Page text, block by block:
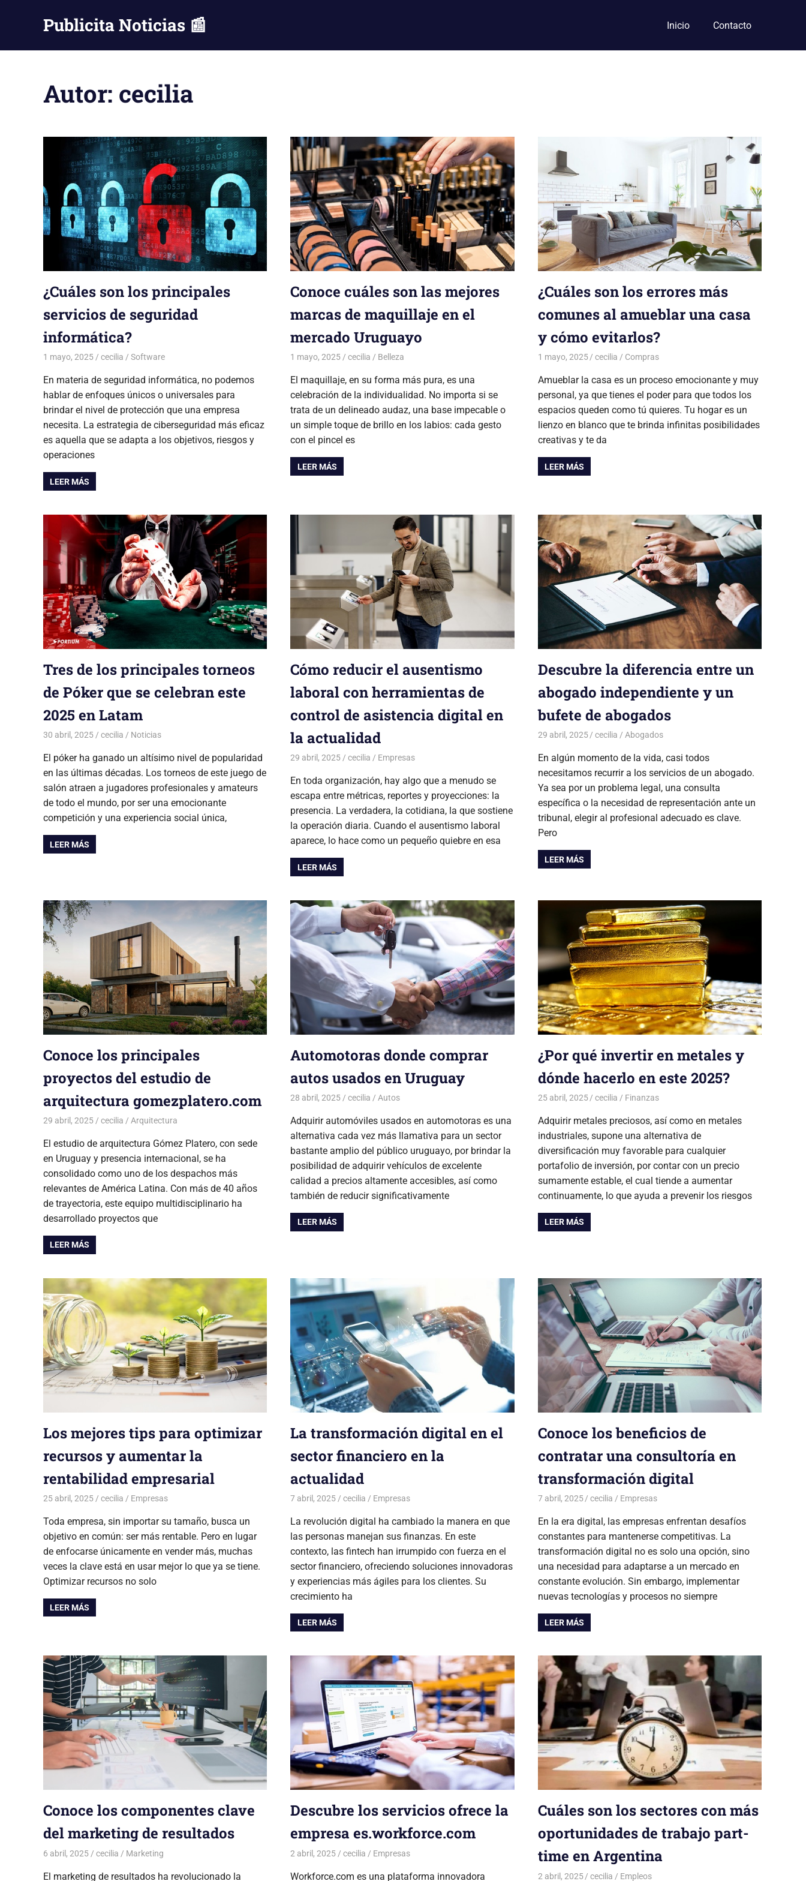
Publicita Noticias 📰 Inicio Contacto
Autor: cecilia
¿Cuáles son los principales
servicios de seguridad
informática?
1 mayo, 2025 cecilia Software
En materia de seguridad informática, no podemos
hablar de enfoques únicos o universales para
brindar el nivel de protección que una empresa
necesita. La estrategia de ciberseguridad más eficaz
es aquella que se adapta a los objetivos, riesgos y
operaciones
LEER MÁS
Conoce cuáles son las mejores
marcas de maquillaje en el
mercado Uruguayo
1 mayo, 2025 cecilia Belleza
El maquillaje, en su forma más pura, es una
celebración de la individualidad. No importa si se
trata de un delineado audaz, una base impecable o
un simple toque de brillo en los labios: cada gesto
con el pincel es
LEER MÁS
¿Cuáles son los errores más
comunes al amueblar una casa
y cómo evitarlos?
1 mayo, 2025 cecilia Compras
Amueblar la casa es un proceso emocionante y muy
personal, ya que tienes el poder para que todos los
espacios queden como tú quieres. Tu hogar es un
lienzo en blanco que te brinda infinitas posibilidades
creativas y te da
LEER MÁS
Tres de los principales torneos
de Póker que se celebran este
2025 en Latam
30 abril, 2025 cecilia Noticias
El póker ha ganado un altísimo nivel de popularidad
en las últimas décadas. Los torneos de este juego de
salón atraen a jugadores profesionales y amateurs
de todo el mundo, por ser una emocionante
competición y una experiencia social única,
LEER MÁS
Cómo reducir el ausentismo
laboral con herramientas de
control de asistencia digital en
la actualidad
29 abril, 2025 cecilia Empresas
En toda organización, hay algo que a menudo se
escapa entre métricas, reportes y proyecciones: la
presencia. La verdadera, la cotidiana, la que sostiene
la operación diaria. Cuando el ausentismo laboral
aparece, lo hace como un pequeño quiebre en esa
LEER MÁS
Descubre la diferencia entre un
abogado independiente y un
bufete de abogados
29 abril, 2025 cecilia Abogados
En algún momento de la vida, casi todos
necesitamos recurrir a los servicios de un abogado.
Ya sea por un problema legal, una consulta
específica o la necesidad de representación ante un
tribunal, elegir al profesional adecuado es clave.
Pero
LEER MÁS
Conoce los principales
proyectos del estudio de
arquitectura gomezplatero.com
29 abril, 2025 cecilia Arquitectura
El estudio de arquitectura Gómez Platero, con sede
en Uruguay y presencia internacional, se ha
consolidado como uno de los despachos más
relevantes de América Latina. Con más de 40 años
de trayectoria, este equipo multidisciplinario ha
desarrollado proyectos que
LEER MÁS
Automotoras donde comprar
autos usados en Uruguay
28 abril, 2025 cecilia Autos
Adquirir automóviles usados en automotoras es una
alternativa cada vez más llamativa para un sector
bastante amplio del público uruguayo, por brindar la
posibilidad de adquirir vehículos de excelente
calidad a precios altamente accesibles, así como
también de reducir significativamente
LEER MÁS
¿Por qué invertir en metales y
dónde hacerlo en este 2025?
25 abril, 2025 cecilia Finanzas
Adquirir metales preciosos, así como en metales
industriales, supone una alternativa de
diversificación muy favorable para cualquier
portafolio de inversión, por contar con un precio
sumamente estable, el cual tiende a aumentar
continuamente, lo que ayuda a prevenir los riesgos
LEER MÁS
Los mejores tips para optimizar
recursos y aumentar la
rentabilidad empresarial
25 abril, 2025 cecilia Empresas
Toda empresa, sin importar su tamaño, busca un
objetivo en común: ser más rentable. Pero en lugar
de enfocarse únicamente en vender más, muchas
veces la clave está en usar mejor lo que ya se tiene.
Optimizar recursos no solo
LEER MÁS
La transformación digital en el
sector financiero en la
actualidad
7 abril, 2025 cecilia Empresas
La revolución digital ha cambiado la manera en que
las personas manejan sus finanzas. En este
contexto, las fintech han irrumpido con fuerza en el
sector financiero, ofreciendo soluciones innovadoras
y experiencias más ágiles para los clientes. Su
crecimiento ha
LEER MÁS
Conoce los beneficios de
contratar una consultoría en
transformación digital
7 abril, 2025 cecilia Empresas
En la era digital, las empresas enfrentan desafíos
constantes para mantenerse competitivas. La
transformación digital no es solo una opción, sino
una necesidad para adaptarse a un mercado en
constante evolución. Sin embargo, implementar
nuevas tecnologías y procesos no siempre
LEER MÁS
Conoce los componentes clave
del marketing de resultados
6 abril, 2025 cecilia Marketing
El marketing de resultados ha revolucionado la
Descubre los servicios ofrece la
empresa es.workforce.com
2 abril, 2025 cecilia Empresas
Workforce.com es una plataforma innovadora
Cuáles son los sectores con más
oportunidades de trabajo part-
time en Argentina
2 abril, 2025 cecilia Empleos